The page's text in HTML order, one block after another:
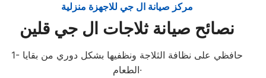
مركز صيانة ال جي للاجهزة منزلية
نصائح صيانة ثلاجات ال جي قلين
1- حافظي على نظافة الثلاجة ونظفيها بشكل دوري من بقايا
الطعام·